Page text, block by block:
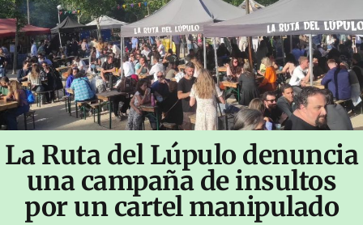
La Ruta del Lúpulo denuncia
una campaña de insultos
por un cartel manipulado